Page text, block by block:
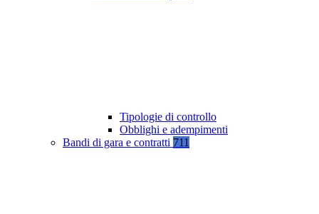
Tipologie di controllo
Obblighi e adempimenti
Bandi di gara e contratti 711